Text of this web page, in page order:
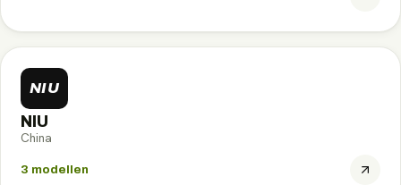
NIU
NIU
China
3 modellen